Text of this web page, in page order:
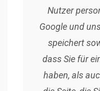
Nutzer
Google und
speichert
dass Sie für
haben, als